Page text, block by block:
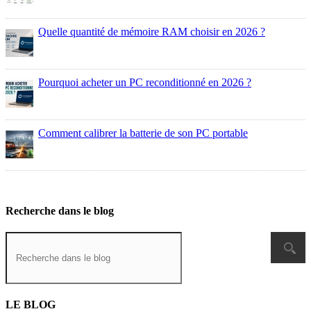
Quelle quantité de mémoire RAM choisir en 2026 ?
Pourquoi acheter un PC reconditionné en 2026 ?
Comment calibrer la batterie de son PC portable
Recherche dans le blog
LE BLOG